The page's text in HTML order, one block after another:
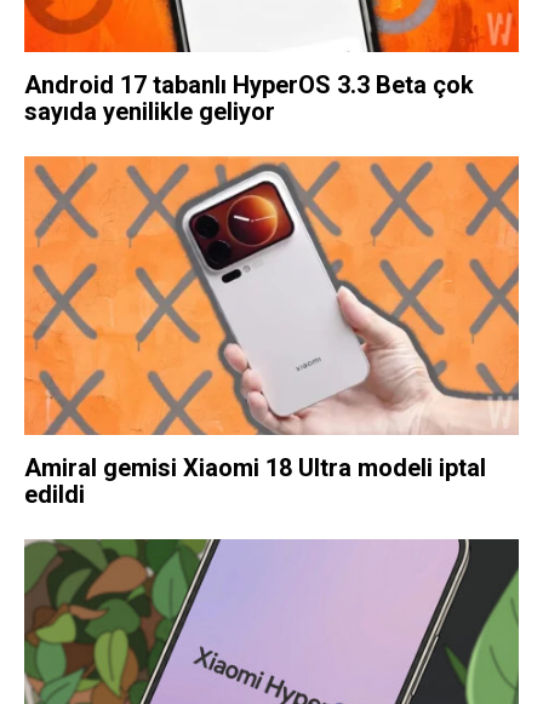
Android 17 tabanlı HyperOS 3.3 Beta çok
sayıda yenilikle geliyor
Amiral gemisi Xiaomi 18 Ultra modeli iptal
edildi